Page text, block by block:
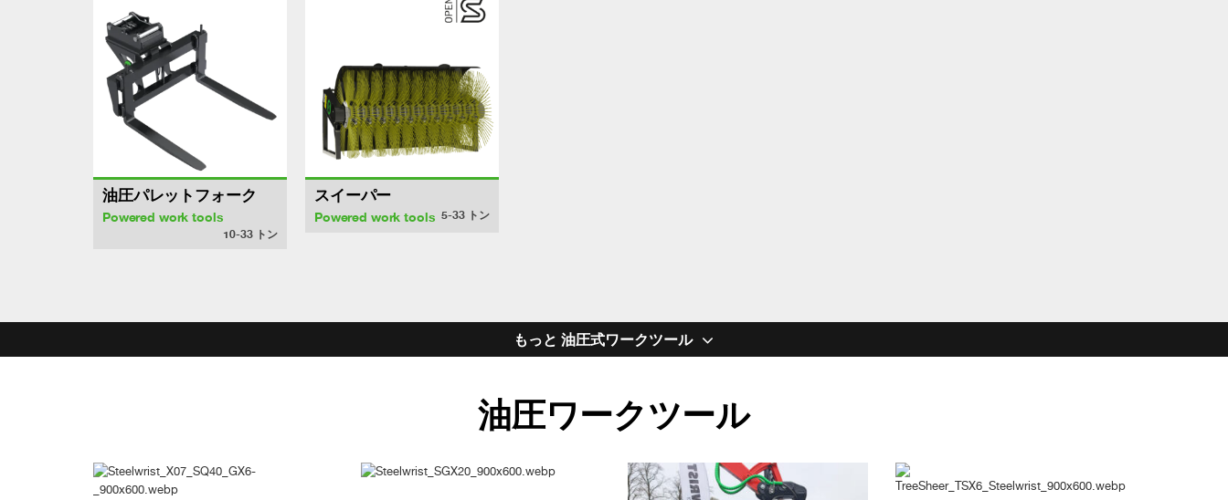
油圧パレットフォーク
Powered work tools
10-33 トン
スイーパー
Powered work tools 5-33 トン
もっと 油圧式ワークツール
油圧ワークツール